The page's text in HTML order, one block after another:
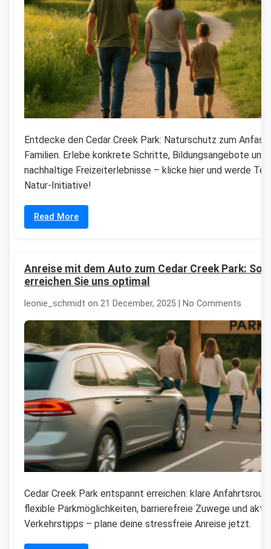
Entdecke den Cedar Creek Park: Naturschutz zum
Familien. Erlebe konkrete Schritte, Bildungsangebote und
nachhaltige Freizeiterlebnisse – klicke hier und werde
Natur-Initiative!
Read More
Anreise mit dem Auto zum Cedar Creek Park: So
erreichen Sie uns optimal
leonie_schmidt on 21 December, 2025 | No Comments
Cedar Creek Park entspannt erreichen: klare
flexible Parkmöglichkeiten, barrierefreie Zuwege und
Verkehrstipps – plane deine stressfreie Anreise jetzt.